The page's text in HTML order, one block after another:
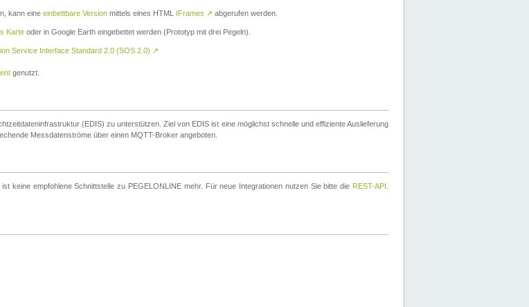
kann eine einbettbare Version mittels eines HTML IFrames ↗ abgerufen werden.
Karte oder in Google Earth eingebettet werden (Prototyp mit drei Pegeln).
Service Interface Standard 2.0 (SOS 2.0) ↗
genutzt.
(EDIS) zu unterstützen. Ziel von EDIS ist eine möglichst schnelle und effiziente Auslieferung
Messdatenströme über einen MQTT-Broker angeboten.
keine empfohlene Schnittstelle zu PEGELONLINE mehr. Für neue Integrationen nutzen Sie bitte die REST-API